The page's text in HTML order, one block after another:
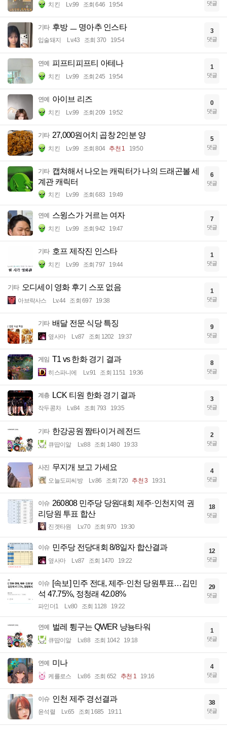
치킨 Lv.99 조회 646 19:54 댓글
기타 후방 ㅡ 명아추 인스타
입술돼지 Lv.43 조회 370 19:54
3
댓글
연예 피프티피프티 아테나
치킨 Lv.99 조회 245 19:54
1
댓글
연예 아이브 리즈
치킨 Lv.99 조회 209 19:52
0
댓글
기타 27,000원어치 곱창 2인분 양
치킨 Lv.99 조회 804 추천 1 19:50
5
댓글
기타 캡쳐해서 나오는 캐릭터가 나의 드래곤볼 세
계관 캐릭터
치킨 Lv.99 조회 683 19:49
6
댓글
연예 스윙스가 거르는 여자
치킨 Lv.99 조회 942 19:47
7
댓글
기타 호프 제작진 인스타
치킨 Lv.99 조회 797 19:44
1
댓글
기타 오디세이 영화 후기 스포 없음
아브락사스 Lv.44 조회 697 19:38
1
댓글
기타 배달 전문 식당 특징
옆사마 Lv.87 조회 1202 19:37
9
댓글
게임 T1 vs 한화 경기 결과
히스파니에 Lv.91 조회 1151 19:36
8
댓글
계층 LCK 티원 한화 경기 결과
작두콩차 Lv.84 조회 793 19:35
3
댓글
기타 한강공원 짬타이거 레전드
큐땁이알 Lv.88 조회 1480 19:33
2
댓글
사진 무지개 보고 가세요
오늘도피씨방 Lv.86 조회 720 추천 3 19:31
4
댓글
이슈 260808 민주당 당원대회 제주·인천지역 권
리당원 투표 합산
진겟타원 Lv.70 조회 970 19:30
18
댓글
이슈 민주당 전당대회 8/8일자 합산결과
옆사마 Lv.87 조회 1470 19:22
12
댓글
이슈 [속보] 민주 전대, 제주·인천 당원투표…김민
석 47.75%, 정청래 42.08%
파인더1 Lv.80 조회 1128 19:22
29
댓글
연예 벌레 튕구는 QWER 냥뇽타워
큐땁이알 Lv.88 조회 1042 19:18
1
댓글
연예 미나
케를로스 Lv.86 조회 652 추천 1 19:16
4
댓글
이슈 인천 제주 경선결과
윤석렬 Lv.65 조회 1685 19:11
38
댓글